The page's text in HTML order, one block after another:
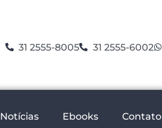
31 2555-8005 31 2555-6002
Notícias Ebooks Contato